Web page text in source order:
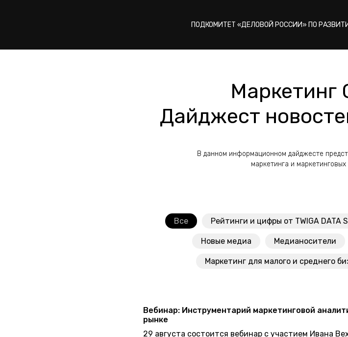
ПОДКОМИТЕТ «ДЕЛОВОЙ РОССИИ» ПО
Маркетинг
Дайджест
В данном информационном дайджесте
маркетинга и
Все Рейтинги и цифры от TWIGA DATA
Новые медиа Медианосители
Маркетинг для малого и среднего
Вебинар: Инструментарий маркетинговой
рынке
29 августа состоится вебинар с участием Ивана